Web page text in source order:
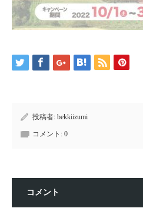
投稿者: bekkiizumi
コメント: 0
コメント